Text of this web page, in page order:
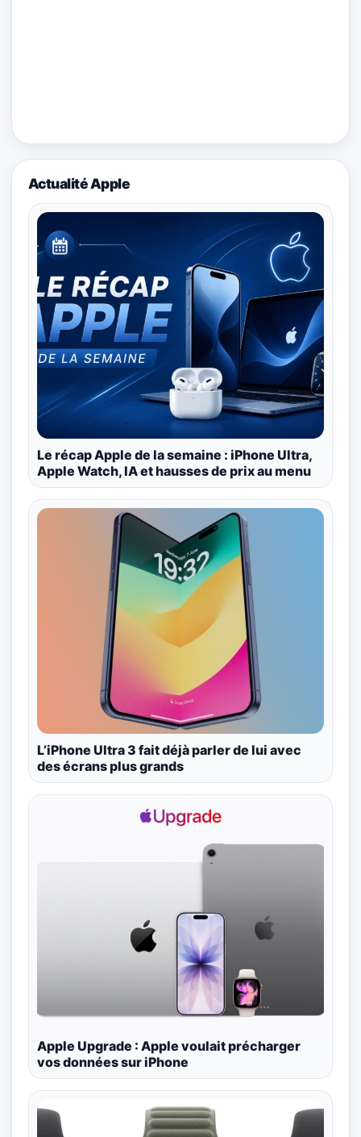
Actualité Apple
Le récap Apple de la semaine : iPhone Ultra,
Apple Watch, IA et hausses de prix au menu
L’iPhone Ultra 3 fait déjà parler de lui avec
des écrans plus grands
Apple Upgrade : Apple voulait précharger
vos données sur iPhone